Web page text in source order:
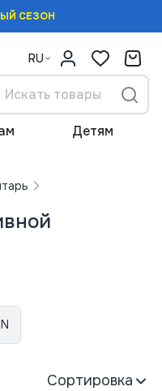
СЕЗОН
RU
Детям
Сортировка